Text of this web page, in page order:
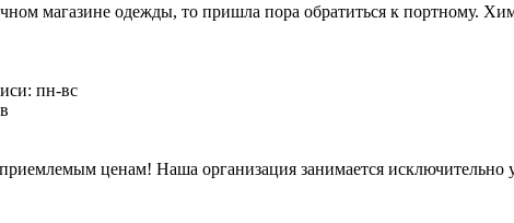
магазине одежды, то пришла пора обратиться к портному.
пн-вс
ценам! Наша организация занимается исключительно